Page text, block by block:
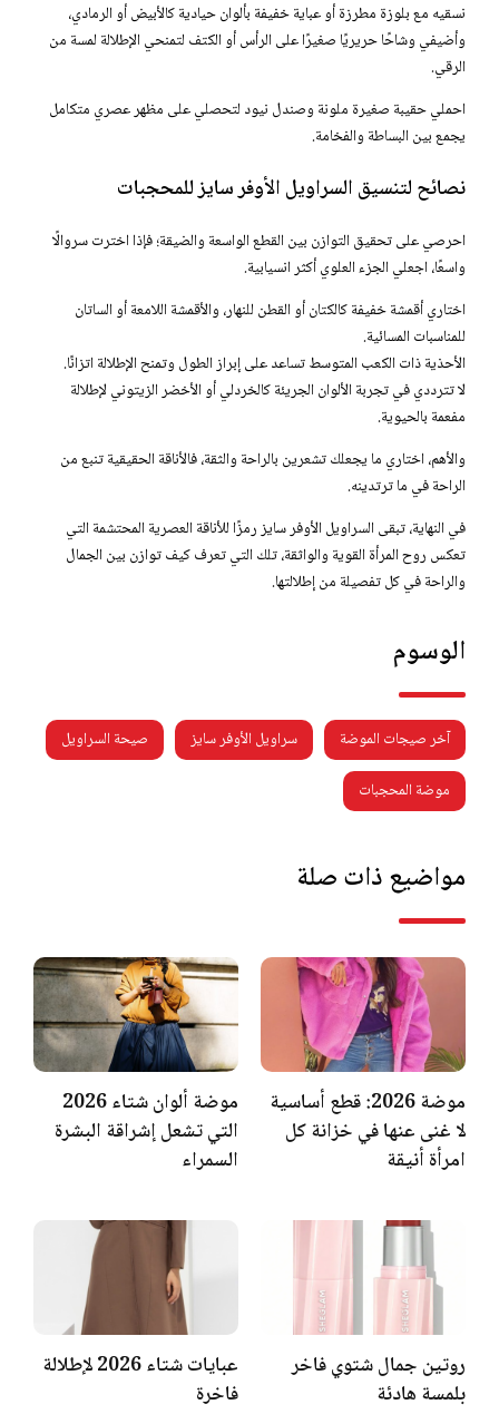
نسقيه مع بلوزة مطرزة أو عباية خفيفة بألوان حيادية كالأبيض أو الرمادي،
وأضيفي وشاحًا حريريًا صغيرًا على الرأس أو الكتف لتمنحي الإطلالة لمسة من
الرقي.
احملي حقيبة صغيرة ملونة وصندل نيود لتحصلي على مظهر عصري متكامل
يجمع بين البساطة والفخامة.
نصائح لتنسيق السراويل الأوفر سايز للمحجبات
احرصي على تحقيق التوازن بين القطع الواسعة والضيقة؛ فإذا اخترت سروالًا
واسعًا، اجعلي الجزء العلوي أكثر انسيابية.
اختاري أقمشة خفيفة كالكتان أو القطن للنهار، والأقمشة اللامعة أو الساتان
للمناسبات المسائية.
الأحذية ذات الكعب المتوسط تساعد على إبراز الطول وتمنح الإطلالة اتزانًا.
لا تترددي في تجربة الألوان الجريئة كالخردلي أو الأخضر الزيتوني لإطلالة
مفعمة بالحيوية.
والأهم، اختاري ما يجعلك تشعرين بالراحة والثقة، فالأناقة الحقيقية تنبع من
الراحة في ما ترتدينه.
في النهاية، تبقى السراويل الأوفر سايز رمزًا للأناقة العصرية المحتشمة التي
تعكس روح المرأة القوية والواثقة، تلك التي تعرف كيف توازن بين الجمال
والراحة في كل تفصيلة من إطلالتها.
الوسوم
آخر صيجات الموضة سراويل الأوفر سايز
صيحة السراويل
موضة المحجبات
مواضيع ذات صلة
موضة 2026: قطع أساسية
لا غنى عنها في خزانة كل
امرأة أنيقة
موضة ألوان شتاء 2026
التي تشعل إشراقة البشرة
السمراء
روتين جمال شتوي فاخر
بلمسة هادئة
عبايات شتاء 2026 لإطلالة
فاخرة